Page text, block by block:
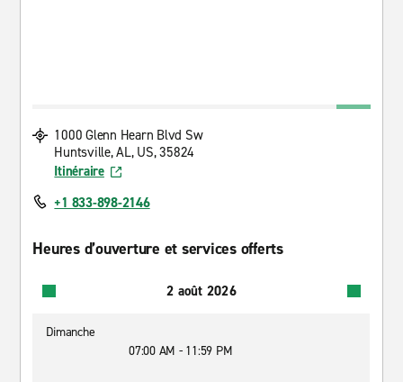
1000 Glenn Hearn Blvd Sw
Huntsville, AL, US, 35824
Itinéraire
+1 833-898-2146
Heures d’ouverture et services offerts
2 août 2026
Dimanche
07:00 AM - 11:59 PM